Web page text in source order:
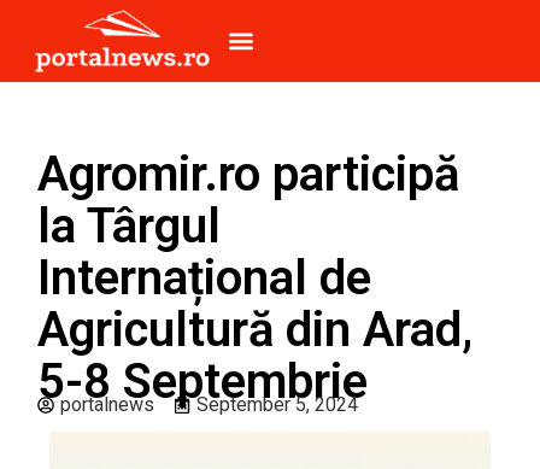
Agromir.ro participă
la Târgul
Internațional de
Agricultură din Arad,
5-8 Septembrie
portalnews September 5, 2024